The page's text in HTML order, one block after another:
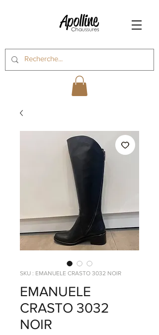
SKU : EMANUELE CRASTO 3032 NOIR
EMANUELE
CRASTO 3032
NOIR